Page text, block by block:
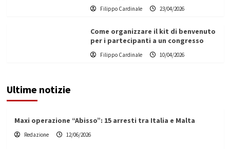
Filippo Cardinale 23/04/2026
Come organizzare il kit di benvenuto
per i partecipanti a un congresso
Filippo Cardinale 10/04/2026
Ultime notizie
Maxi operazione “Abisso”: 15 arresti tra Italia e Malta
Redazione 12/06/2026